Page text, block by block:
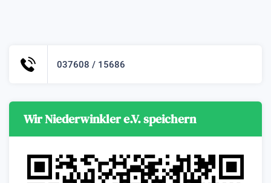
037608 / 15686
Wir Niederwinkler e.V. speichern